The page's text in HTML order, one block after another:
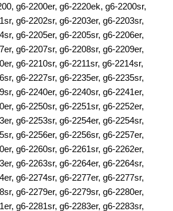
g6-2200er, g6-2220ek, g6-2200sr,
g6-2202sr, g6-2203er, g6-2203sr,
g6-2205er, g6-2205sr, g6-2206er,
g6-2207sr, g6-2208sr, g6-2209er,
g6-2210sr, g6-2211sr, g6-2214sr,
g6-2227sr, g6-2235er, g6-2235sr,
g6-2240er, g6-2240sr, g6-2241er,
g6-2250sr, g6-2251sr, g6-2252er,
g6-2253sr, g6-2254er, g6-2254sr,
g6-2256er, g6-2256sr, g6-2257er,
g6-2260sr, g6-2261sr, g6-2262er,
g6-2263sr, g6-2264er, g6-2264sr,
g6-2274sr, g6-2277er, g6-2277sr,
g6-2279er, g6-2279sr, g6-2280er,
g6-2281sr, g6-2283er, g6-2283sr,